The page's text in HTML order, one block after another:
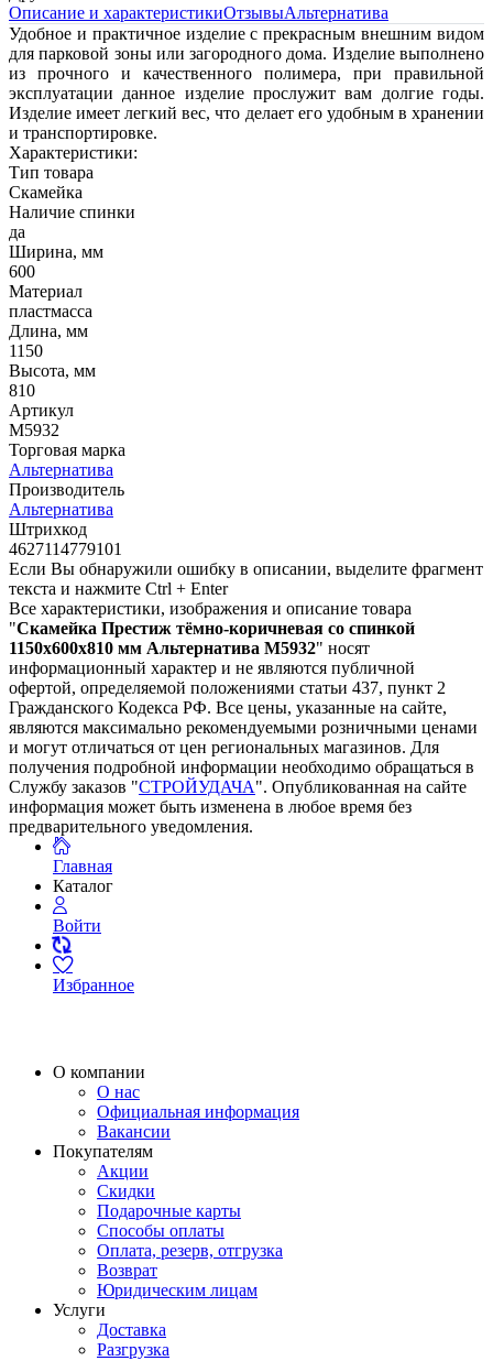
Описание и характеристикиОтзывыАльтернатива
Удобное и практичное изделие с прекрасным внешним видом
для парковой зоны или загородного дома. Изделие выполнено
из прочного и качественного полимера, при правильной
эксплуатации данное изделие прослужит вам долгие годы.
Изделие имеет легкий вес, что делает его удобным в хранении
и транспортировке.
Характеристики:
Тип товара
Скамейка
Наличие спинки
да
Ширина, мм
600
Материал
пластмасса
Длина, мм
1150
Высота, мм
810
Артикул
М5932
Торговая марка
Альтернатива
Производитель
Альтернатива
Штрихкод
4627114779101
Если Вы обнаружили ошибку в описании, выделите фрагмент
текста и нажмите Ctrl + Enter
Все характеристики, изображения и описание товара
"Скамейка Престиж тёмно-коричневая со спинкой
1150х600х810 мм Альтернатива М5932" носят
информационный характер и не являются публичной
офертой, определяемой положениями статьи 437, пункт 2
Гражданского Кодекса РФ. Все цены, указанные на сайте,
являются максимально рекомендуемыми розничными ценами
и могут отличаться от цен региональных магазинов. Для
получения подробной информации необходимо обращаться в
Службу заказов "СТРОЙУДАЧА". Опубликованная на сайте
информация может быть изменена в любое время без
предварительного уведомления.
Главная
Каталог
Войти
Избранное
О компании
О нас
Официальная информация
Вакансии
Покупателям
Акции
Скидки
Подарочные карты
Способы оплаты
Оплата, резерв, отгрузка
Возврат
Юридическим лицам
Услуги
Доставка
Разгрузка